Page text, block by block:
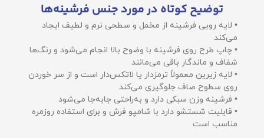
توضیح کوتاه در مورد جنس فرشینه‌ها
• لایه رویی فرشینه از مخمل و سطحی نرم و لطیف ایجاد
می‌کند
• چاپ طرح روی فرشینه با وضوح بالا انجام می‌شود و رنگ‌ها
شفاف و ماندگار باقی می‌مانند
• لایه زیرین معمولاً ترمزدار یا لاتکس‌دار است و از سر خوردن
روی سطوح صاف جلوگیری می‌کند
• فرشینه وزن سبکی دارد و به‌راحتی جابه‌جا می‌شود
• قابلیت شستشو دارد با شامپو فرش و برای استفاده روزمره
مناسب است